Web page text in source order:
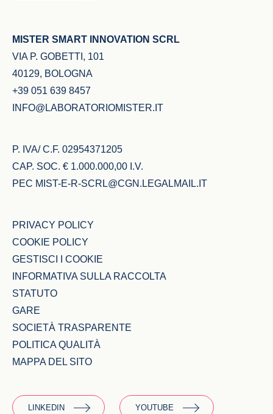
MISTER SMART INNOVATION SCRL
VIA P. GOBETTI, 101
40129, BOLOGNA
+39 051 639 8457
INFO@LABORATORIOMISTER.IT
P. IVA/ C.F. 02954371205
CAP. SOC. € 1.000.000,00 I.V.
PEC MIST-E-R-SCRL@CGN.LEGALMAIL.IT
PRIVACY POLICY
COOKIE POLICY
GESTISCI I COOKIE
INFORMATIVA SULLA RACCOLTA
STATUTO
GARE
SOCIETÀ TRASPARENTE
POLITICA QUALITÀ
MAPPA DEL SITO
LINKEDIN YOUTUBE